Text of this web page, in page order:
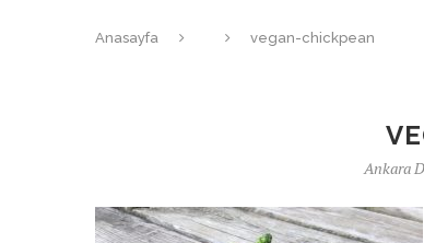
Anasayfa vegan-chickpean
Ankara